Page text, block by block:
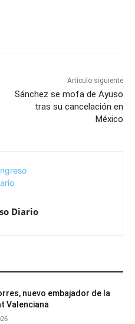
Artículo siguiente
Sánchez se mofa de Ayuso
tras su cancelación en
México
Diario
nuevo embajador de la
Valenciana